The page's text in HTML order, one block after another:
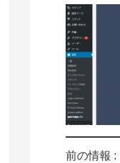
前の情報 :